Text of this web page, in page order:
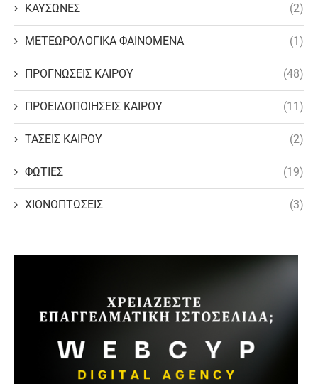
ΚΑΥΣΩΝΕΣ (2)
ΜΕΤΕΩΡΟΛΟΓΙΚΑ ΦΑΙΝΟΜΕΝΑ (1)
ΠΡΟΓΝΩΣΕΙΣ ΚΑΙΡΟΥ (48)
ΠΡΟΕΙΔΟΠΟΙΗΣΕΙΣ ΚΑΙΡΟΥ (11)
ΤΑΣΕΙΣ ΚΑΙΡΟΥ (2)
ΦΩΤΙΕΣ (19)
ΧΙΟΝΟΠΤΩΣΕΙΣ (3)